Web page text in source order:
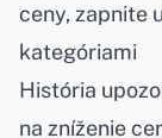
ceny, zapnite
kategóriami
História
na zníženie